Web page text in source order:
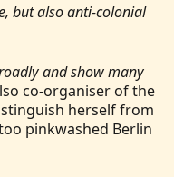
but also anti-colonial
and show many
co-organiser of the
herself from
pinkwashed Berlin